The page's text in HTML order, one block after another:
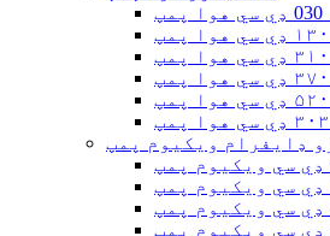
ډایفرام ویکیوم پمپ